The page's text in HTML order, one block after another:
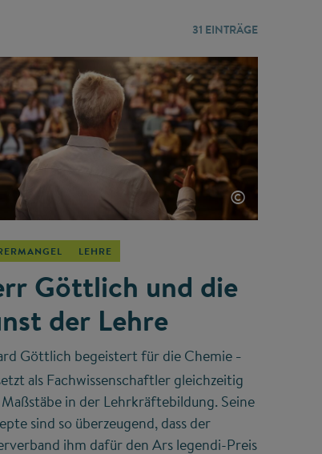
31 EINTRÄGE
©
LEHRE
Göttlich und die
der Lehre
Göttlich begeistert für die Chemie –
als Fachwissenschaftler gleichzeitig
in der Lehrkräftebildung. Seine
sind so überzeugend, dass der
ihm dafür den Ars legendi-Preis